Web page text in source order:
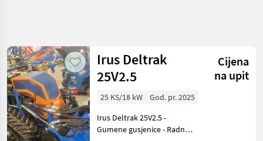
Kategorija 4 Država Filtri
TRENUTNA
STAZA
Općinska
tehnologija
Poništi
Prikaži 7
rezultata
Irus Deltrak
25V2.5
Cijena
na upit
25 KS/18 kW
God. pr. 2025
Irus Deltrak 25V2.5 -
Gumene gusjenice - Radna